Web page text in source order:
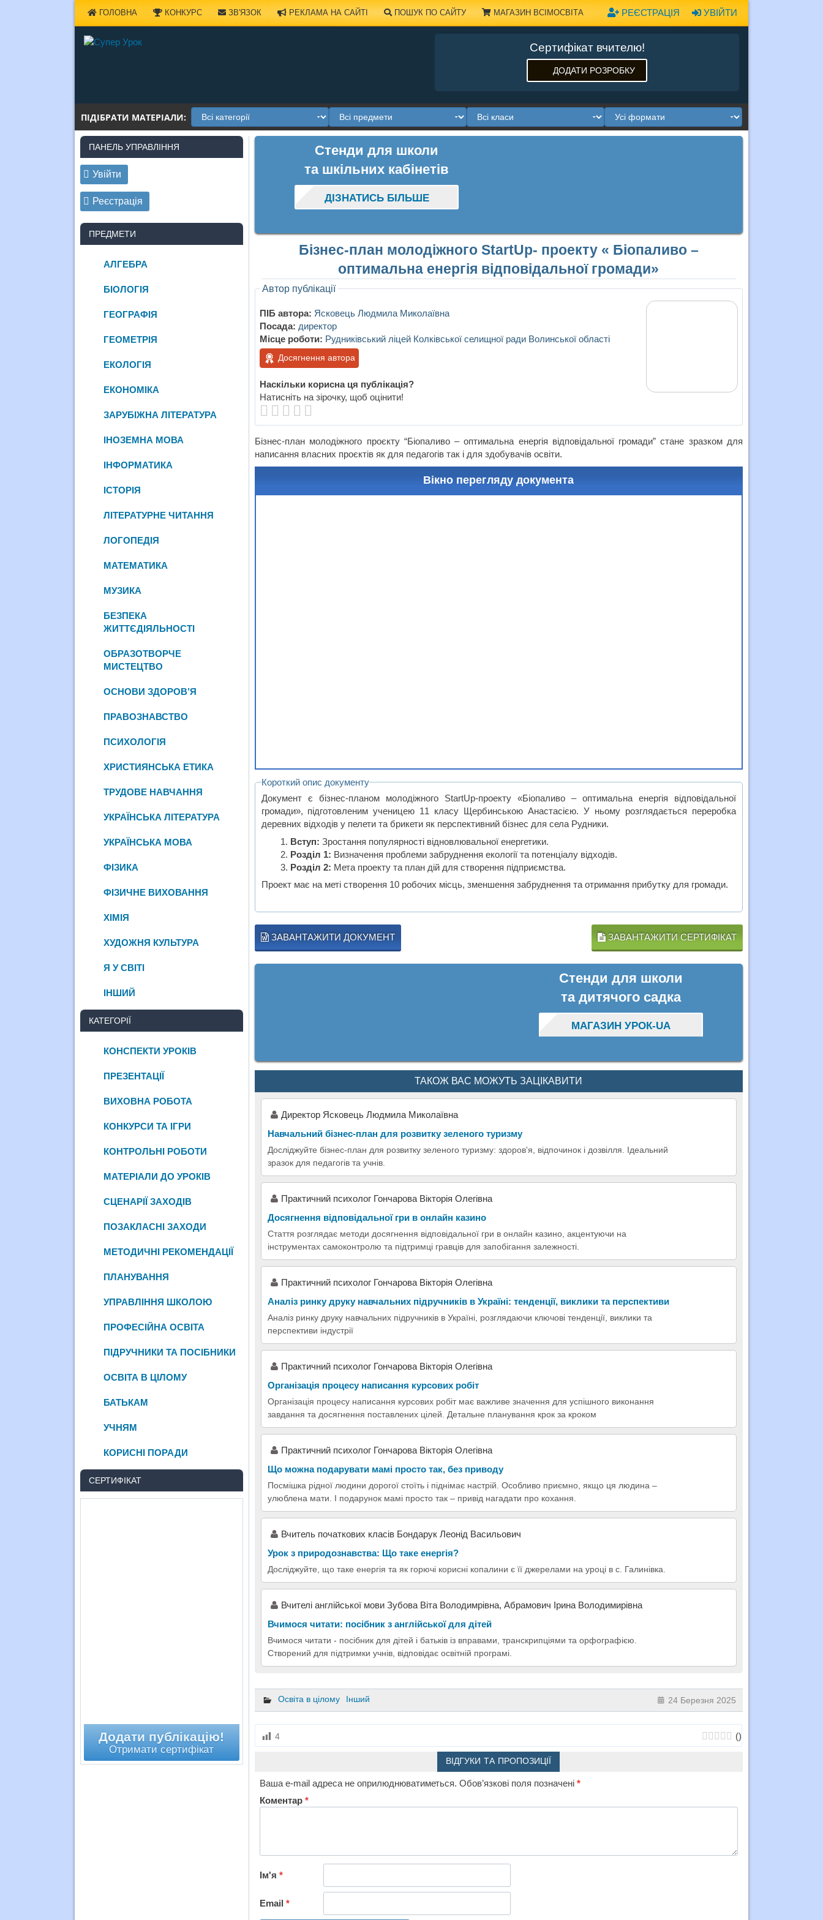
УВІЙТИ
РЕЄСТРАЦІЯ
ГОЛОВНА КОНКУРС ЗВ'ЯЗОК РЕКЛАМА НА САЙТІ ПОШУК ПО САЙТУ МАГАЗИН ВСІМОСВІТА
Сертифікат вчителю!
ДОДАТИ РОЗРОБКУ
ПІДІБРАТИ МАТЕРІАЛИ:
Стенди для школи
та шкільних кабінетів
ДІЗНАТИСЬ БІЛЬШЕ
Бізнес-план молодіжного StartUp- проекту « Біопаливо –
оптимальна енергія відповідальної громади»
Автор публікації
ПІБ автора: Ясковець Людмила Миколаївна
Посада: директор
Місце роботи: Рудниківський ліцей Колківської селищної ради Волинської області
Досягнення автора
Наскільки корисна ця публікація?
Натисніть на зірочку, щоб оцінити!
Бізнес-план молодіжного проєкту “Біопаливо – оптимальна енергія відповідальної громади” стане зразком для
написання власних проєктів як для педагогів так і для здобувачів освіти.
Вікно перегляду документа
Короткий опис документу
Документ є бізнес-планом молодіжного StartUp-проекту «Біопаливо – оптимальна енергія відповідальної
громади», підготовленим ученицею 11 класу Щербинською Анастасією. У ньому розглядається переробка
деревних відходів у пелети та брикети як перспективний бізнес для села Рудники.
Вступ: Зростання популярності відновлювальної енергетики.
Розділ 1: Визначення проблеми забруднення екології та потенціалу відходів.
Розділ 2: Мета проекту та план дій для створення підприємства.
Проект має на меті створення 10 робочих місць, зменшення забруднення та отримання прибутку для громади.
ЗАВАНТАЖИТИ ДОКУМЕНТ ЗАВАНТАЖИТИ СЕРТИФІКАТ
Стенди для школи
та дитячого садка
МАГАЗИН УРОК-UA
ТАКОЖ ВАС МОЖУТЬ ЗАЦІКАВИТИ
Директор Ясковець Людмила Миколаївна
Навчальний бізнес-план для розвитку зеленого туризму
Досліджуйте бізнес-план для розвитку зеленого туризму: здоров'я, відпочинок і дозвілля. Ідеальний
зразок для педагогів та учнів.
Практичний психолог Гончарова Вікторія Олегівна
Досягнення відповідальної гри в онлайн казино
Стаття розглядає методи досягнення відповідальної гри в онлайн казино, акцентуючи на
інструментах самоконтролю та підтримці гравців для запобігання залежності.
Практичний психолог Гончарова Вікторія Олегівна
Аналіз ринку друку навчальних підручників в Україні: тенденції, виклики та перспективи
Аналіз ринку друку навчальних підручників в Україні, розглядаючи ключові тенденції, виклики та
перспективи індустрії
Практичний психолог Гончарова Вікторія Олегівна
Організація процесу написання курсових робіт
Організація процесу написання курсових робіт має важливе значення для успішного виконання
завдання та досягнення поставлених цілей. Детальне планування крок за кроком
Практичний психолог Гончарова Вікторія Олегівна
Що можна подарувати мамі просто так, без приводу
Посмішка рідної людини дорогої стоїть і піднімає настрій. Особливо приємно, якщо ця людина –
улюблена мати. І подарунок мамі просто так – привід нагадати про кохання.
Вчитель початкових класів Бондарук Леонід Васильович
Урок з природознавства: Що таке енергія?
Досліджуйте, що таке енергія та як горючі корисні копалини є її джерелами на уроці в с. Галинівка.
Вчителі англійської мови Зубова Віта Володимрівна, Абрамович Ірина Володимирівна
Вчимося читати: посібник з англійської для дітей
Вчимося читати - посібник для дітей і батьків із вправами, транскрипціями та орфографією.
Створений для підтримки учнів, відповідає освітній програмі.
Освіта в цілому Інший 24 Березня 2025
4 ()
ВІДГУКИ ТА ПРОПОЗИЦІЇ
Ваша e-mail адреса не оприлюднюватиметься. Обов’язкові поля позначені *
Коментар *
Ім'я *
Email *
ПАНЕЛЬ УПРАВЛІННЯ
Увійти
Реєстрація
ПРЕДМЕТИ
АЛГЕБРА
БІОЛОГІЯ
ГЕОГРАФІЯ
ГЕОМЕТРІЯ
ЕКОЛОГІЯ
ЕКОНОМІКА
ЗАРУБІЖНА ЛІТЕРАТУРА
ІНОЗЕМНА МОВА
ІНФОРМАТИКА
ІСТОРІЯ
ЛІТЕРАТУРНЕ ЧИТАННЯ
ЛОГОПЕДІЯ
МАТЕМАТИКА
МУЗИКА
БЕЗПЕКА
ЖИТТЄДІЯЛЬНОСТІ
ОБРАЗОТВОРЧЕ
МИСТЕЦТВО
ОСНОВИ ЗДОРОВ’Я
ПРАВОЗНАВСТВО
ПСИХОЛОГІЯ
ХРИСТИЯНСЬКА ЕТИКА
ТРУДОВЕ НАВЧАННЯ
УКРАЇНСЬКА ЛІТЕРАТУРА
УКРАЇНСЬКА МОВА
ФІЗИКА
ФІЗИЧНЕ ВИХОВАННЯ
ХІМІЯ
ХУДОЖНЯ КУЛЬТУРА
Я У СВІТІ
ІНШИЙ
КАТЕГОРІЇ
КОНСПЕКТИ УРОКІВ
ПРЕЗЕНТАЦІЇ
ВИХОВНА РОБОТА
КОНКУРСИ ТА ІГРИ
КОНТРОЛЬНІ РОБОТИ
МАТЕРІАЛИ ДО УРОКІВ
СЦЕНАРІЇ ЗАХОДІВ
ПОЗАКЛАСНІ ЗАХОДИ
МЕТОДИЧНІ РЕКОМЕНДАЦІЇ
ПЛАНУВАННЯ
УПРАВЛІННЯ ШКОЛОЮ
ПРОФЕСІЙНА ОСВІТА
ПІДРУЧНИКИ ТА ПОСІБНИКИ
ОСВІТА В ЦІЛОМУ
БАТЬКАМ
УЧНЯМ
КОРИСНІ ПОРАДИ
СЕРТИФІКАТ
Додати публікацію!
Отримати сертифікат